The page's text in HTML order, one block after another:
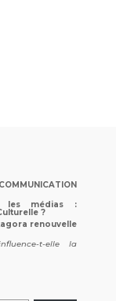
les médias :
?
renouvelle
t-elle la